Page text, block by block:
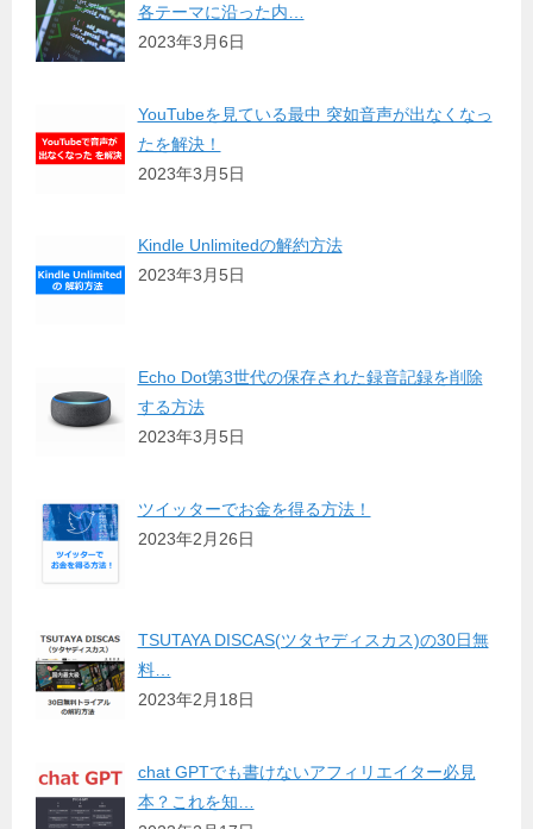
各テーマに沿った内…
2023年3月6日
YouTubeを見ている最中 突如音声が出なくなっ
たを解決！
2023年3月5日
Kindle Unlimitedの解約方法
2023年3月5日
Echo Dot第3世代の保存された録音記録を削除
する方法
2023年3月5日
ツイッターでお金を得る方法！
2023年2月26日
TSUTAYA DISCAS(ツタヤディスカス)の30日無
料…
2023年2月18日
chat GPTでも書けないアフィリエイター必見
本？これを知…